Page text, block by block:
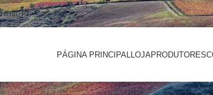
PÁGINA PRINCIPAL LOJAPRODUTORES